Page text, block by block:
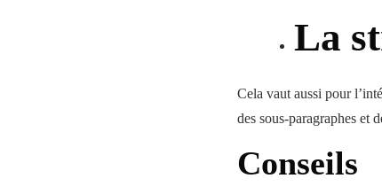
La
Cela vaut aussi pour
des sous-paragraphes et
Conseils